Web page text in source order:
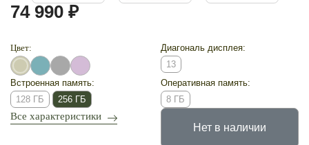
74 990 ₽
Цвет:
Диагональ дисплея:
13
Встроенная память:
128 ГБ
256 ГБ
Оперативная память:
8 ГБ
Все характеристики
Нет в наличии